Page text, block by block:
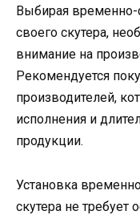
Выбирая временно-
своего скутера,
внимание на
Рекомендуется
производителей,
исполнения и
продукции.
Установка
скутера не